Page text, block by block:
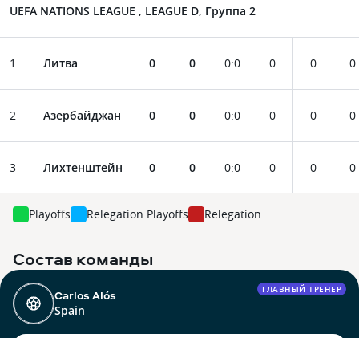
UEFA NATIONS LEAGUE , LEAGUE D, Группа 2
1 Литва 0 0 0:0 0 0 0
2 Азербайджан 0 0 0:0 0 0 0
3 Лихтенштейн 0 0 0:0 0 0 0
Playoffs Relegation Playoffs Relegation
Состав команды
Carlos Alós
Spain
ГЛАВНЫЙ ТРЕНЕР